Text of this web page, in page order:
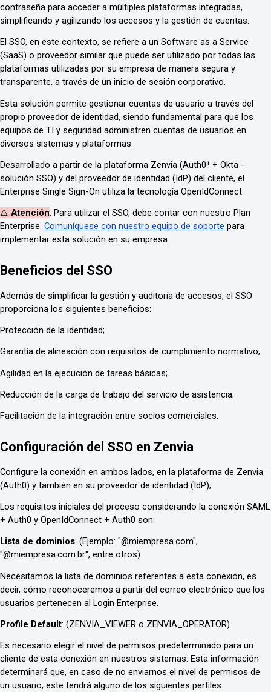
contraseña para acceder a múltiples plataformas integradas,
simplificando y agilizando los accesos y la gestión de cuentas.
El SSO, en este contexto, se refiere a un Software as a Service
(SaaS) o proveedor similar que puede ser utilizado por todas las
plataformas utilizadas por su empresa de manera segura y
transparente, a través de un inicio de sesión corporativo.
Esta solución permite gestionar cuentas de usuario a través del
propio proveedor de identidad, siendo fundamental para que los
equipos de TI y seguridad administren cuentas de usuarios en
diversos sistemas y plataformas.
Desarrollado a partir de la plataforma Zenvia (Auth0¹ + Okta -
solución SSO) y del proveedor de identidad (IdP) del cliente, el
Enterprise Single Sign-On utiliza la tecnología OpenIdConnect.
⚠️ Atención: Para utilizar el SSO, debe contar con nuestro Plan
Enterprise. Comuníquese con nuestro equipo de soporte para
implementar esta solución en su empresa.
Beneficios del SSO
Además de simplificar la gestión y auditoría de accesos, el SSO
proporciona los siguientes beneficios:
Protección de la identidad;
Garantía de alineación con requisitos de cumplimiento normativo;
Agilidad en la ejecución de tareas básicas;
Reducción de la carga de trabajo del servicio de asistencia;
Facilitación de la integración entre socios comerciales.
Configuración del SSO en Zenvia
Configure la conexión en ambos lados, en la plataforma de Zenvia
(Auth0) y también en su proveedor de identidad (IdP);
Los requisitos iniciales del proceso considerando la conexión SAML
+ Auth0 y OpenIdConnect + Auth0 son:
Lista de dominios: (Ejemplo: "@miempresa.com",
"@miempresa.com.br", entre otros).
Necesitamos la lista de dominios referentes a esta conexión, es
decir, cómo reconoceremos a partir del correo electrónico que los
usuarios pertenecen al Login Enterprise.
Profile Default: (ZENVIA_VIEWER o ZENVIA_OPERATOR)
Es necesario elegir el nivel de permisos predeterminado para un
cliente de esta conexión en nuestros sistemas. Esta información
determinará que, en caso de no enviarnos el nivel de permisos de
un usuario, este tendrá alguno de los siguientes perfiles: